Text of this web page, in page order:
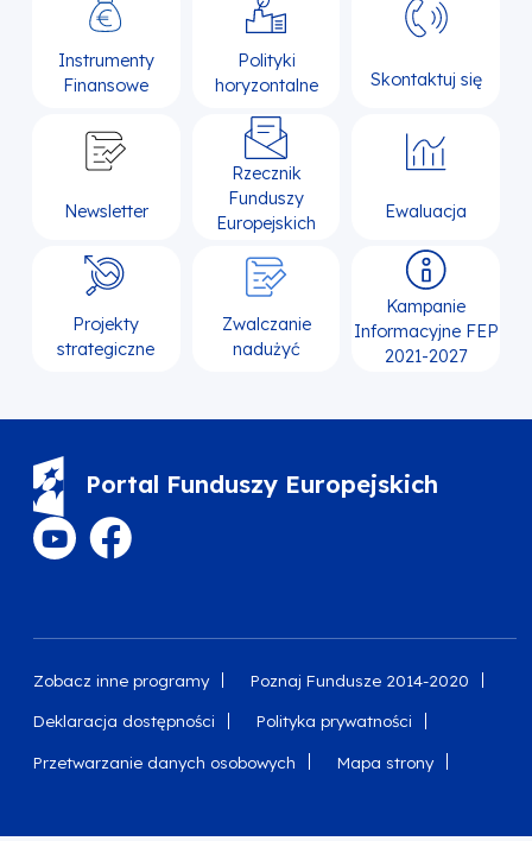
Instrumenty
Finansowe
Polityki
horyzontalne
Skontaktuj się
Newsletter
Rzecznik
Funduszy
Europejskich
Ewaluacja
Projekty
strategiczne
Zwalczanie
nadużyć
Kampanie
Informacyjne FEP
2021-2027
Portal Funduszy Europejskich
Zobacz inne programy Poznaj Fundusze 2014-2020
Deklaracja dostępności Polityka prywatności
Przetwarzanie danych osobowych Mapa strony